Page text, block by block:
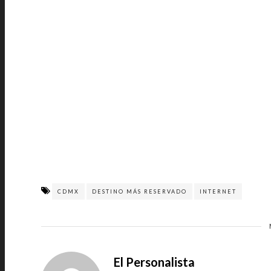
CDMX DESTINO MÁS RESERVADO INTERNET
El Personalista